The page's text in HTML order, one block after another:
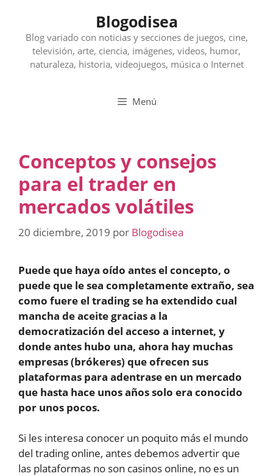
contenido
Blogodisea
Blog variado con noticias y secciones de juegos, cine,
televisión, arte, ciencia, imágenes, videos, humor,
naturaleza, historia, videojuegos, música o Internet
Menú
Conceptos y consejos
para el trader en
mercados volátiles
20 diciembre, 2019 por Blogodisea
Puede que haya oído antes el concepto, o
puede que le sea completamente extraño, sea
como fuere el trading se ha extendido cual
mancha de aceite gracias a la
democratización del acceso a internet, y
donde antes hubo una, ahora hay muchas
empresas (brókeres) que ofrecen sus
plataformas para adentrase en un mercado
que hasta hace unos años solo era conocido
por unos pocos.
Si les interesa conocer un poquito más el mundo
del trading online, antes debemos advertir que
las plataformas no son casinos online, no es un